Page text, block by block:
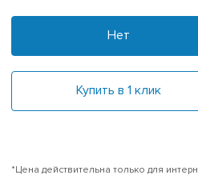
Нет
Купить в 1 клик
*Цена действительна только для